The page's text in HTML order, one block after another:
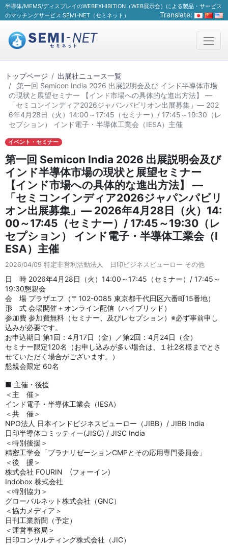
半導体/MEMS/ディスプレイのWEBEXHIBITION（WEB展示会）による製品・サービス
のマッチングサービス SEMI-NET（セミネット）
Translate:
トップページ
出展社ニュース一覧
第一回 Semicon India 2026 出展説明会及び インド半導体市場
の現状と展望セミナー 【インド市場への具体的な進出方法】 ―
「セミコンインディア2026ジャパンパビリオン出展募集」― 202
6年4月28日（火）14:00～17:45（セミナー）/ 17:45～19:30（レ
セプション） インド電子・半導体工業会（IESA）主催
イベント・セミナー
第一回 Semicon India 2026 出展説明会及び
インド半導体市場の現状と展望セミナー
【インド市場への具体的な進出方法】 ―
「セミコンインディア2026ジャパンパビリ
オン出展募集」― 2026年4月28日（火）14:
00～17:45（セミナー）/ 17:45～19:30（レ
セプション） インド電子・半導体工業会（I
ESA）主催
2026/04/09 特定非営利活動法人 日印ビジネスビューロー その他
日 時 2026年4月28日（火）14:00～17:45（セミナー）/ 17:45～
19:30懇親会
会 場 プラザエフ（〒102-0085 東京都千代田区六番町15番地）
形 式 会場開催＋オンライン配信（ハイブリッド）
参加費 参加費無料（セミナー、及びレセプション）※必ず事前申し
込みが必要です。
お申込期日 第1回：4月17日（金）／第2回：4月24日（金）
セミナー限定120名（お申し込みが多い場合は、１社2名様までとさ
せていただく場合がございます。）
懇親会限定 60名
■ 主催・後援
＜主 催＞
インド電子・半導体工業会（IESA）
＜共 催＞
NPO法人 日本インドビジネスビューロー（JIBB）/ JIBB India
日印半導体コミッティー(JISC) / JISC India
＜特別後援＞
精密工学会「プラナリゼーションCMPとその応用専門委員会」
＜後 援＞
株式会社 FOURIN (フォーイン)
Indobox 株式会社
＜特別協力＞
グローバルネット株式会社（GNC）
＜協力メディア＞
日刊工業新聞（予定）
＜運営事務局＞
日印コンサルティング株式会社（JIC）